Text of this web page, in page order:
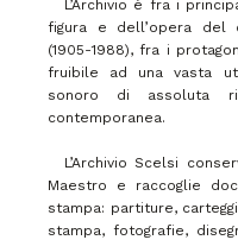
L’Archivio è fra i
figura e dell’opera del
(1905-1988), fra i
fruibile ad una vasta
sonoro di assoluta
contemporanea.
L’Archivio Scelsi
Maestro e raccoglie
stampa: partiture,
stampa, fotografie,